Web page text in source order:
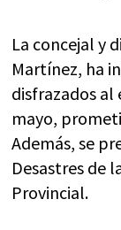
La concejal y
Martínez, ha
disfrazados al
mayo,
Además, se
Desastres de
Provincial.